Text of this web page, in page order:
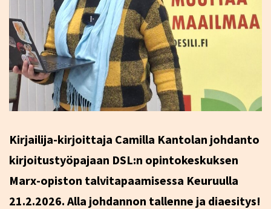
Kirjailija-kirjoittaja Camilla Kantolan johdanto
kirjoitustyöpajaan DSL:n opintokeskuksen
Marx-opiston talvitapaamisessa Keuruulla
21.2.2026. Alla johdannon tallenne ja diaesitys!